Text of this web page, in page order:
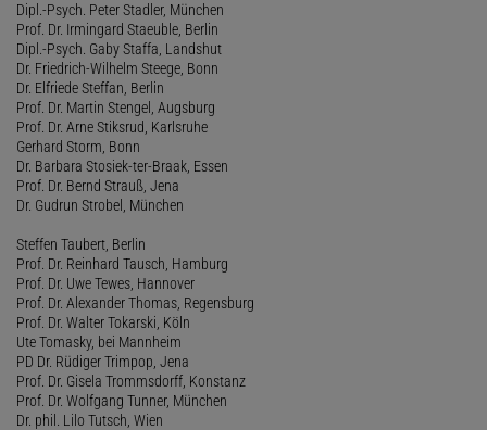
Dipl.-Psych. Peter Stadler, München
Prof. Dr. Irmingard Staeuble, Berlin
Dipl.-Psych. Gaby Staffa, Landshut
Dr. Friedrich-Wilhelm Steege, Bonn
Dr. Elfriede Steffan, Berlin
Prof. Dr. Martin Stengel, Augsburg
Prof. Dr. Arne Stiksrud, Karlsruhe
Gerhard Storm, Bonn
Dr. Barbara Stosiek-ter-Braak, Essen
Prof. Dr. Bernd Strauß, Jena
Dr. Gudrun Strobel, München
Steffen Taubert, Berlin
Prof. Dr. Reinhard Tausch, Hamburg
Prof. Dr. Uwe Tewes, Hannover
Prof. Dr. Alexander Thomas, Regensburg
Prof. Dr. Walter Tokarski, Köln
Ute Tomasky, bei Mannheim
PD Dr. Rüdiger Trimpop, Jena
Prof. Dr. Gisela Trommsdorff, Konstanz
Prof. Dr. Wolfgang Tunner, München
Dr. phil. Lilo Tutsch, Wien